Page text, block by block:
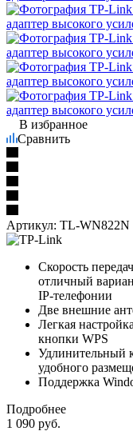
В избранное
Сравнить
Артикул: TL-WN822N
Cкорость
отличный
IP-телефонии
Две внешние
Легкая
кнопки WPS
Удлинительный
удобного
Поддержка
Подробнее
1 090 руб.